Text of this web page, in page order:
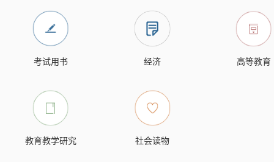
考试用书 经济 高等教育
教育教学研究 社会读物